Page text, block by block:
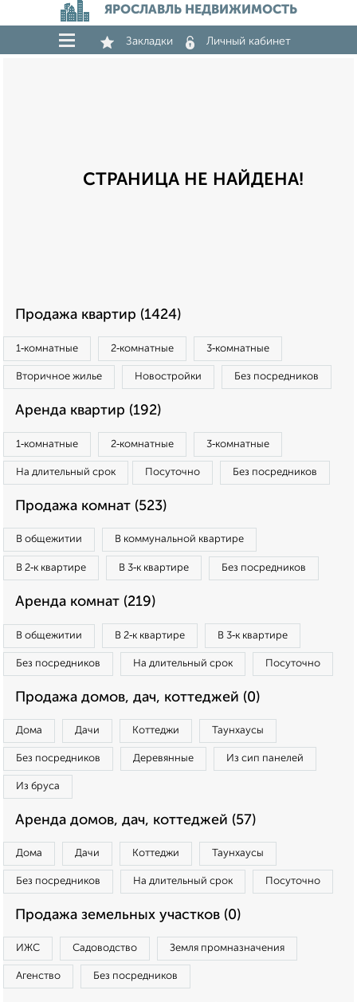
ЯРОСЛАВЛЬ НЕДВИЖИМОСТЬ
Закладки Личный кабинет
СТРАНИЦА НЕ НАЙДЕНА!
Продажа квартир (1424)
1‑комнатные 2‑комнатные 3‑комнатные
Вторичное жилье Новостройки Без посредников
Аренда квартир (192)
1‑комнатные 2‑комнатные 3‑комнатные
На длительный срок Посуточно Без посредников
Продажа комнат (523)
В общежитии В коммунальной квартире
В 2‑к квартире В 3‑к квартире Без посредников
Аренда комнат (219)
В общежитии В 2‑к квартире В 3‑к квартире
Без посредников На длительный срок Посуточно
Продажа домов, дач, коттеджей (0)
Дома Дачи Коттеджи Таунхаусы
Без посредников Деревянные Из сип панелей
Из бруса
Аренда домов, дач, коттеджей (57)
Дома Дачи Коттеджи Таунхаусы
Без посредников На длительный срок Посуточно
Продажа земельных участков (0)
ИЖС Садоводство Земля промназначения
Агенство Без посредников